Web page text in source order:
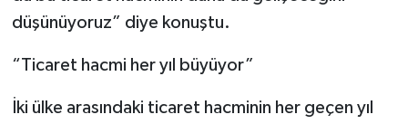
düşünüyoruz” diye konuştu.
“Ticaret hacmi her yıl büyüyor”
İki ülke arasındaki ticaret hacminin her geçen yıl